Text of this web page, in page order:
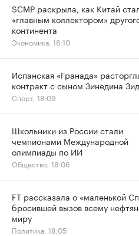
SCMP раскрыла, как Китай
«главным коллектором»
континента
Экономика, 18:10
Испанская «Гранада»
контракт с сыном Зинедина
Спорт, 18:09
Школьники из России стали
чемпионами Международной
олимпиады по ИИ
Общество, 18:06
FT рассказала о «маленькой
бросившей вызов всему
миру
Политика, 18:05